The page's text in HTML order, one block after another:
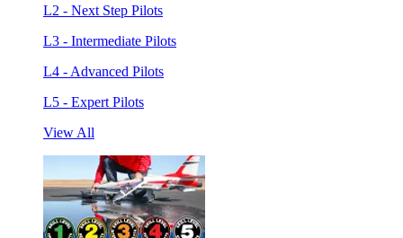
L2 - Next Step Pilots
L3 - Intermediate Pilots
L4 - Advanced Pilots
L5 - Expert Pilots
View All